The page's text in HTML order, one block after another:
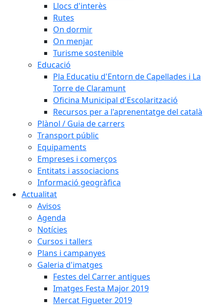
Llocs d'interès
Rutes
On dormir
On menjar
Turisme sostenible
Educació
Pla Educatiu d'Entorn de Capellades i La
Torre de Claramunt
Oficina Municipal d'Escolarització
Recursos per a l'aprenentatge del català
Plànol / Guia de carrers
Transport públic
Equipaments
Empreses i comerços
Entitats i associacions
Informació geogràfica
Actualitat
Avisos
Agenda
Notícies
Cursos i tallers
Plans i campanyes
Galeria d'imatges
Festes del Carrer antigues
Imatges Festa Major 2019
Mercat Figueter 2019